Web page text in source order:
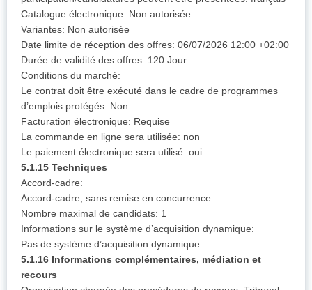
Catalogue électronique: Non autorisée
Variantes: Non autorisée
Date limite de réception des offres: 06/07/2026 12:00 +02:00
Durée de validité des offres: 120 Jour
Conditions du marché:
Le contrat doit être exécuté dans le cadre de programmes
d’emplois protégés: Non
Facturation électronique: Requise
La commande en ligne sera utilisée: non
Le paiement électronique sera utilisé: oui
5.1.15 Techniques
Accord-cadre:
Accord-cadre, sans remise en concurrence
Nombre maximal de candidats: 1
Informations sur le système d’acquisition dynamique:
Pas de système d’acquisition dynamique
5.1.16 Informations complémentaires, médiation et
recours